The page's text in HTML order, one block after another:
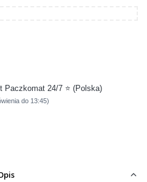
Paczkomat 24/7 ⭐ (Polska)
do 13:45)